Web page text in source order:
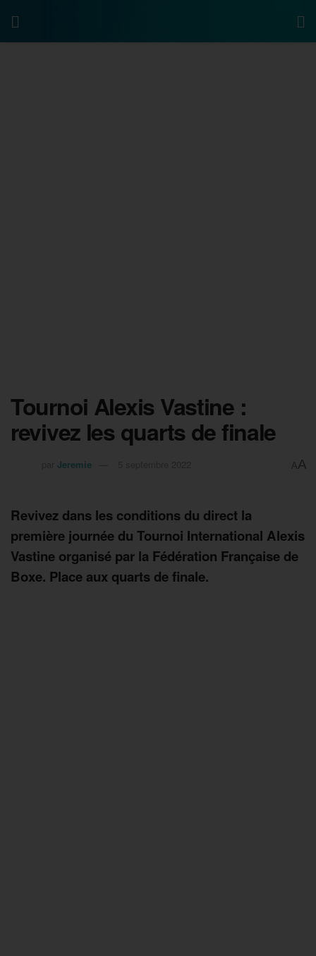
Tournoi Alexis Vastine :
revivez les quarts de finale
Jeremie AA
Revivez dans les conditions du direct la
première journée du Tournoi International Alexis
Vastine organisé par la Fédération Française de
Boxe. Place aux quarts de finale.